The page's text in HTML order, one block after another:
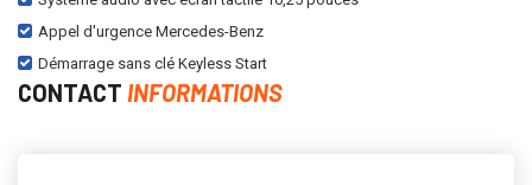
Appel d'urgence Mercedes-Benz
Démarrage sans clé Keyless Start
CONTACT INFORMATIONS